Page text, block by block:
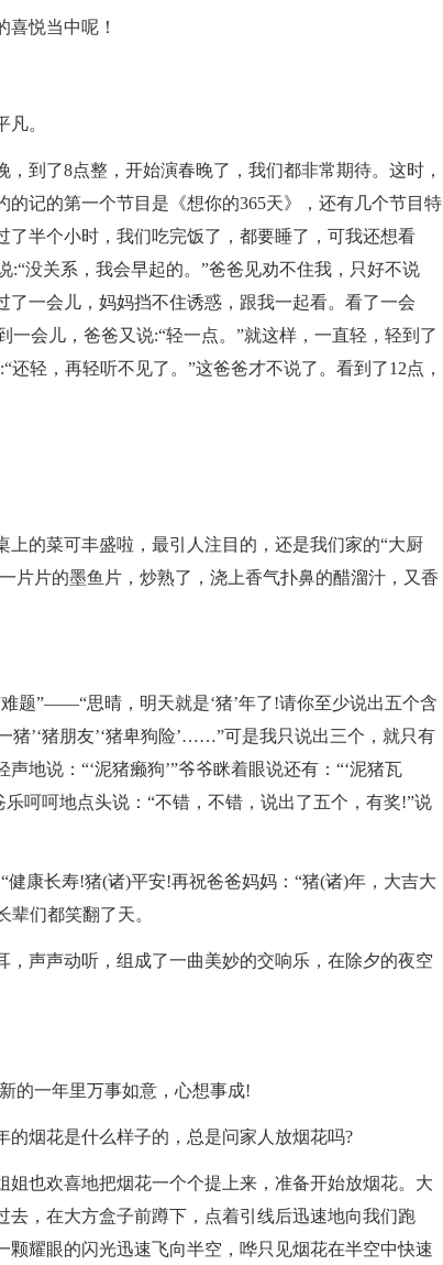
悦当中呢！
。
到了8点整，开始演春晚了，我们都非常期待。这时，
记的第一个节目是《想你的365天》，还有几个节目特
半个小时，我们吃完饭了，都要睡了，可我还想看
:“没关系，我会早起的。”爸爸见劝不住我，只好不说
一会儿，妈妈挡不住诱惑，跟我一起看。看了一会
一会儿，爸爸又说:“轻一点。”就这样，一直轻，轻到了
轻，再轻听不见了。”这爸爸才不说了。看到了12点，
的菜可丰盛啦，最引人注目的，还是我们家的“大厨
片片的墨鱼片，炒熟了，浇上香气扑鼻的醋溜汁，又香
题”——“思晴，明天就是‘猪’年了!请你至少说出五个含
猪’‘猪朋友’‘猪卑狗险’……”可是我只说出三个，就只有
地说：“‘泥猪癞狗’”爷爷眯着眼说还有：“‘泥猪瓦
呵呵地点头说：“不错，不错，说出了五个，有奖!”说
康长寿!猪(诸)平安!再祝爸爸妈妈：“猪(诸)年，大吉大
们都笑翻了天。
声声动听，组成了一曲美妙的交响乐，在除夕的夜空
的一年里万事如意，心想事成!
烟花是什么样子的，总是问家人放烟花吗?
也欢喜地把烟花一个个提上来，准备开始放烟花。大
，在大方盒子前蹲下，点着引线后迅速地向我们跑
耀眼的闪光迅速飞向半空，哗只见烟花在半空中快速